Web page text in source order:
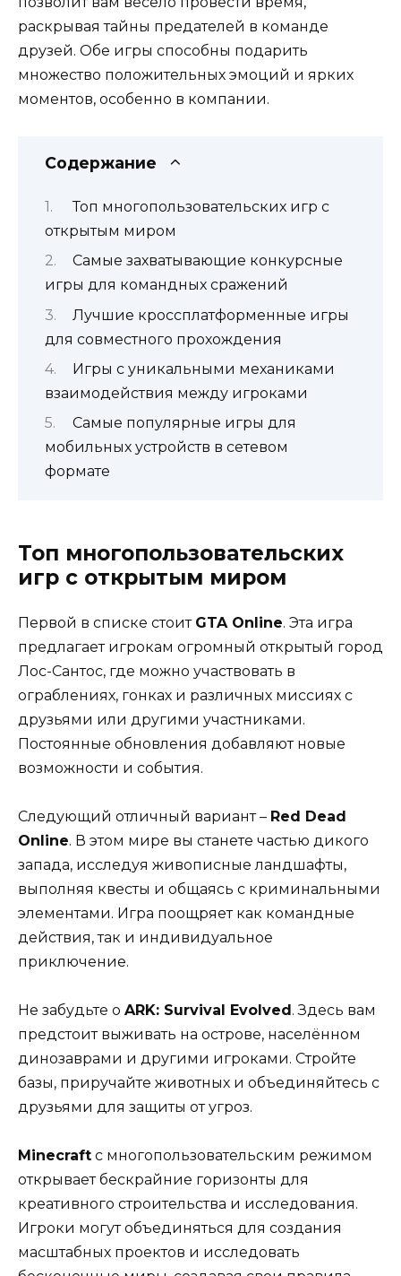
раскрывая тайны предателей в команде
друзей. Обе игры способны подарить
множество положительных эмоций и ярких
моментов, особенно в компании.
Содержание
Топ многопользовательских игр с
открытым миром
Самые захватывающие конкурсные
игры для командных сражений
Лучшие кроссплатформенные игры
для совместного прохождения
Игры с уникальными механиками
взаимодействия между игроками
Самые популярные игры для
мобильных устройств в сетевом
формате
Топ многопользовательских
игр с открытым миром
Первой в списке стоит GTA Online. Эта игра
предлагает игрокам огромный открытый город
Лос-Сантос, где можно участвовать в
ограблениях, гонках и различных миссиях с
друзьями или другими участниками.
Постоянные обновления добавляют новые
возможности и события.
Следующий отличный вариант – Red Dead
Online. В этом мире вы станете частью дикого
запада, исследуя живописные ландшафты,
выполняя квесты и общаясь с криминальными
элементами. Игра поощряет как командные
действия, так и индивидуальное
приключение.
Не забудьте о ARK: Survival Evolved. Здесь вам
предстоит выживать на острове, населённом
динозаврами и другими игроками. Стройте
базы, приручайте животных и объединяйтесь с
друзьями для защиты от угроз.
Minecraft с многопользовательским режимом
открывает бескрайние горизонты для
креативного строительства и исследования.
Игроки могут объединяться для создания
масштабных проектов и исследовать